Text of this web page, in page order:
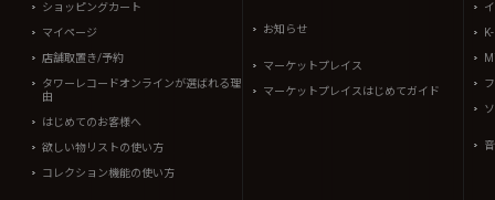
ショッピングカート
マイページ
店舗取置き/予約
タワーレコードオンラインが選ばれる理
由
はじめてのお客様へ
欲しい物リストの使い方
コレクション機能の使い方
お知らせ
マーケットプレイス
マーケットプレイスはじめてガイド